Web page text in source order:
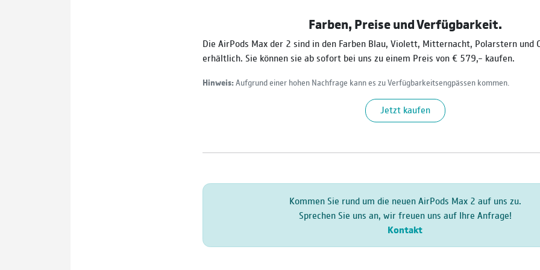
Farben, Preise und Verfügbarkeit.
Die AirPods Max der 2 sind in den Farben Blau, Violett, Mitternacht, Polarstern und
erhältlich. Sie können sie ab sofort bei uns zu einem Preis von € 579,– kaufen.
Hinweis:Aufgrund einer hohen Nachfrage kann es zu Verfügbarkeitsengpässen kommen.
Jetzt kaufen
Kommen Sie rund um die neuen AirPods Max 2 auf uns zu.
Sprechen Sie uns an, wir freuen uns auf Ihre Anfrage!
Kontakt